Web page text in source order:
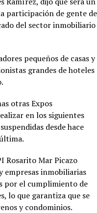
participación de gente de
del sector inmobiliario
pequeños de casas y
grandes de hoteles
otras Expos
en los siguientes
desde hace
Rosarito Mar Picazo
empresas inmobiliarias
por el cumplimiento de
lo que garantiza que se
y condominios.